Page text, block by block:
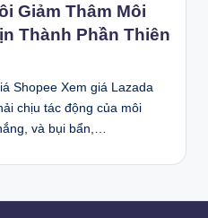
Giảm Thâm Môi
Thành Phần Thiên
Shopee Xem giá Lazada
chịu tác động của môi
và bụi bẩn,…